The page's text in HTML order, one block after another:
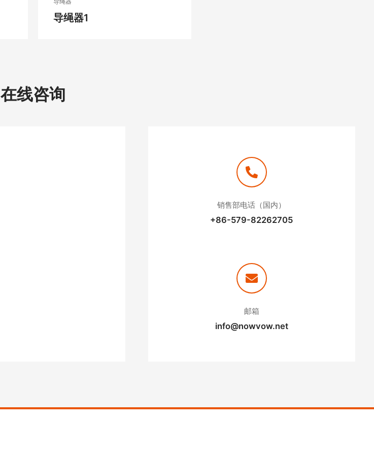
导绳器1
在线咨询
销售部电话（国内）
+86-579-82262705
邮箱
info@nowvow.net